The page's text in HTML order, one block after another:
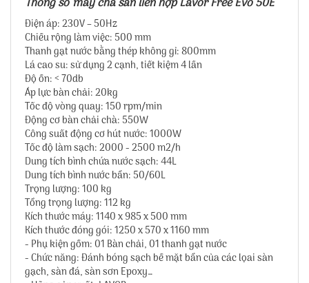
Điện áp: 230V – 50Hz
Chiều rộng làm việc: 500 mm
Thanh gạt nước bằng thép không gỉ: 800mm
Lá cao su: sử dụng 2 cạnh, tiết kiệm 4 lần
Độ ồn: < 70db
Áp lực bàn chải: 20kg
Tốc độ vòng quay: 150 rpm/min
Động cơ bàn chải chà: 550W
Công suất động cơ hút nước: 1000W
Tốc độ làm sạch: 2000 - 2500 m2/h
Dung tích bình chứa nước sạch: 44L
Dung tích bình nước bẩn: 50/60L
Trọng lượng: 100 kg
Tổng trọng lượng: 112 kg
Kích thước máy: 1140 x 985 x 500 mm
Kích thước đóng gói: 1250 x 570 x 1160 mm
- Phụ kiện gồm: 01 Bàn chải, 01 thanh gạt nước
- Chức năng: Đánh bóng sạch bề mặt bẩn của các lọai sàn
gạch, sàn đá, sàn sơn Epoxy…